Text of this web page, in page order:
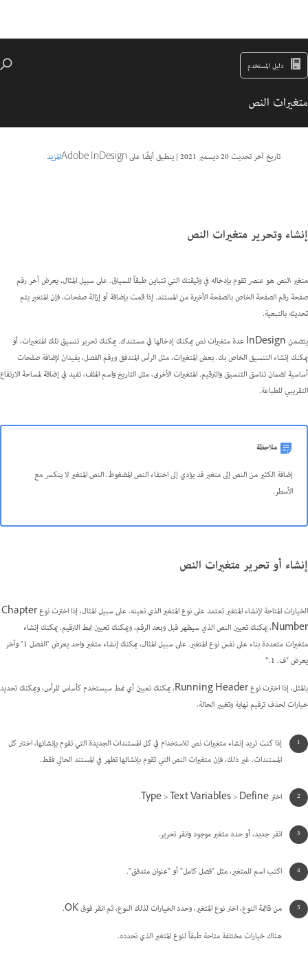
دليل المستخدم
متغيرات النص
تاريخ آخر تحديث20 ديسمبر 2021 |ينطبق أيضًا على Adobe InDesign المزيد
إنشاء وتحرير متغيرات النص
متغير النصهو عنصر تقوم بإدخاله في وثيقتك التي تتباين طبقاً للسياق. على سبيل المثال، يعرض أخر رقم
صفحة رقم الصفحة الخاص بالصفحة الأخيرة من المستند. إذا قمت بإضافة أو إزالة صفحات، فإن المتغير يتم
تحديثه بالتبعية.
يتضمن InDesign عدة متغيرات نص يمكنك إدخالها في مستندك. يمكنك تحرير تنسيق تلك المتغيرات، أو
يمكنك إنشاء التنسيق الخاص بك. بعض المتغيرات، مثل الرأس المتدفق ورقم الفصل، يفيدان لإضافة صفحات
أساسية لضمان تناسق التنسيق والترقيم. المتغيرات الأخرى، مثل التاريخ واسم الملف، تفيد في إضافة لمساحة الارتفاع
التقريبي للطباعة.
ملاحظة
إضافة الكثير من النص إلى متغير قد يؤدي إلى اختفاء النص المضغوط. النص المتغير لا ينكسر مع
الأسطر.
إنشاء أو تحرير متغيرات النص
الخيارات المتاحة لإنشاء المتغير تعتمد على نوع المتغير الذي تعينه. على سبيل المثال، إذا اخترت نوع Chapter
Number، يمكنك تعيين النص الذي سيظهر قبل وبعد الرقم، ويمكنك تعيين نمط الترقيم. يمكنك إنشاء
متغيرات متعددة بناء على نفس نوع المتغير. على سبيل المثال، يمكنك إنشاء متغير واحد يعرض "الفصل 1" وآخر
يعرض "ف. 1.”
بالمثل، إذا اخترت نوع Running Header، يمكنك تعيين أي نمط سيستخدم كأساس للرأس، ويمكنك تحديد
خيارات لحذف ترقيم نهاية وتغيير الحالة.
إذا كنت تريد إنشاء متغيرات نص للاستخدام في كل المستندات الجديدة التي تقوم بإنشائها، اختنر كل
المستندات. غير ذلك، فإن متغيرات النص التي تقوم بإنشائها تظهر في المستند الحالي فقط.
اختر Type > Text Variables > Define.
انقر جديد، أو حدد متغير موجود وانقر تحرير.
اكتب اسم للمتغير، مثل "فصل كامل" أو "عنوان متدفق".
من قائمة النوع، اختر نوع المتغير، وحدد الخيارات لذلك النوع، ثم انقر فوق OK.
هناك خيارات مختلفة متاحة طبقاً لنوع المتغير الذي تحدده.